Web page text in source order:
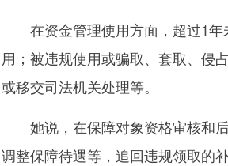
在资金管理使用方面，超过1年
用；被违规使用或骗取、套取、侵
或移交司法机关处理等。
她说，在保障对象资格审核和后
调整保障待遇等，追回违规领取的